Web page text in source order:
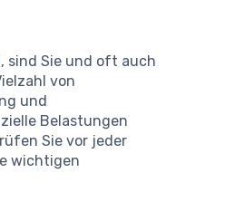
sind Sie und oft auch
von
und
Belastungen
Sie vor jeder
wichtigen